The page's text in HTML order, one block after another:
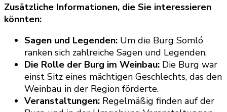
Zusätzliche Informationen, die Sie interessieren
könnten:
Sagen und Legenden: Um die Burg Somló
ranken sich zahlreiche Sagen und Legenden.
Die Rolle der Burg im Weinbau: Die Burg war
einst Sitz eines mächtigen Geschlechts, das den
Weinbau in der Region förderte.
Veranstaltungen: Regelmäßig finden auf der